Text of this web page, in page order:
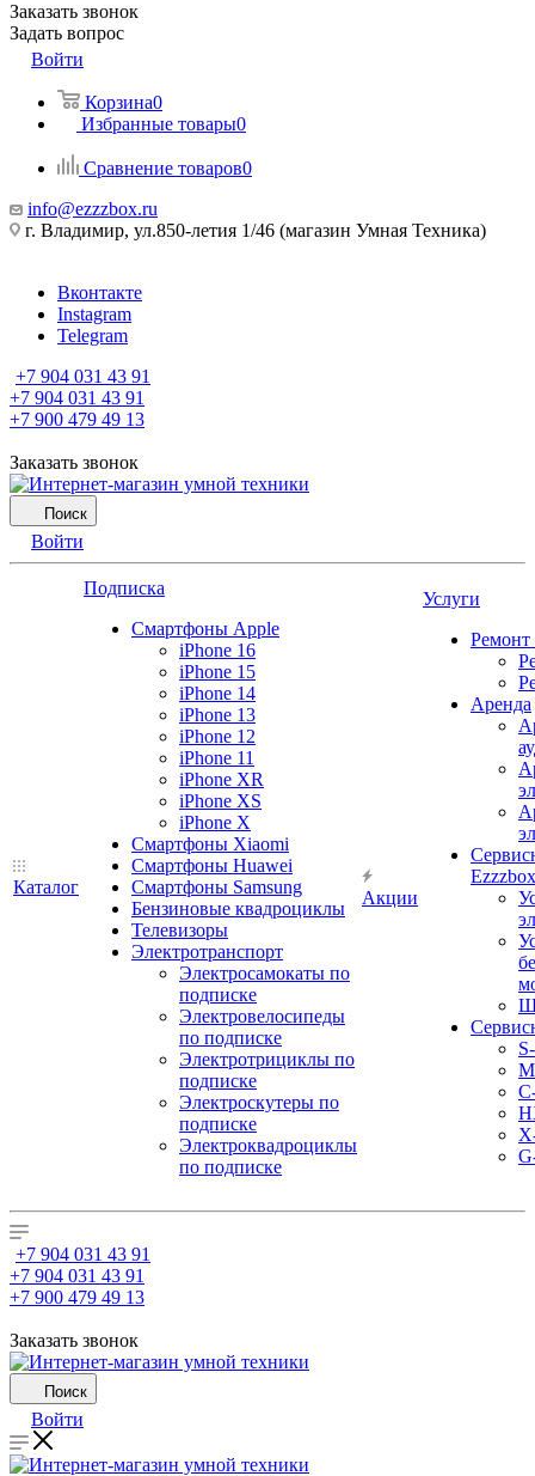
Заказать звонок
Задать вопрос
Войти
Корзина0
Избранные товары0
Сравнение товаров0
info@ezzzbox.ru
г. Владимир, ул.850-летия 1/46 (магазин Умная Техника)
Вконтакте
Instagram
Telegram
+7 904 031 43 91
+7 904 031 43 91
+7 900 479 49 13
Заказать звонок
Поиск
Войти
Каталог
Подписка
Смартфоны Apple
iPhone 16
iPhone 15
iPhone 14
iPhone 13
iPhone 12
iPhone 11
iPhone XR
iPhone XS
iPhone X
Смартфоны Xiaomi
Смартфоны Huawei
Смартфоны Samsung
Бензиновые квадроциклы
Телевизоры
Электротранспорт
Электросамокаты по
подписке
Электровелосипеды
по подписке
Электротрициклы по
подписке
Электроскутеры по
подписке
Электроквадроциклы
по подписке
Акции
Услуги
Ремонт
Аренда
Ezzzbox
+7 904 031 43 91
+7 904 031 43 91
+7 900 479 49 13
Заказать звонок
Поиск
Войти